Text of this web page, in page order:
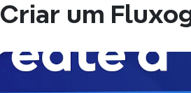
um